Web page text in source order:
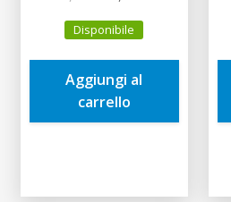
prezzo
originale
era:
9,90€.
è:
Disponibile
Aggiungi al
carrello